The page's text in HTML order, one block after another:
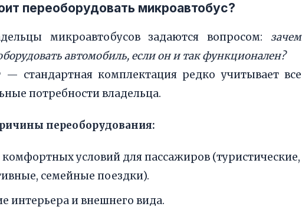
переоборудовать микроавтобус?
микроавтобусов задаются вопросом: зачем
автомобиль, если он и так функционален?
— стандартная комплектация редко учитывает все
потребности владельца.
переоборудования:
комфортных условий для пассажиров (туристические,
семейные поездки).
интерьера и внешнего вида.